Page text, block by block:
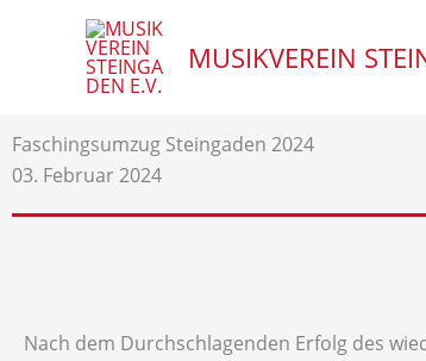
MUSIKVEREIN
Faschingsumzug Steingaden 2024
03. Februar 2024
Nach dem Durchschlagenden Erfolg des